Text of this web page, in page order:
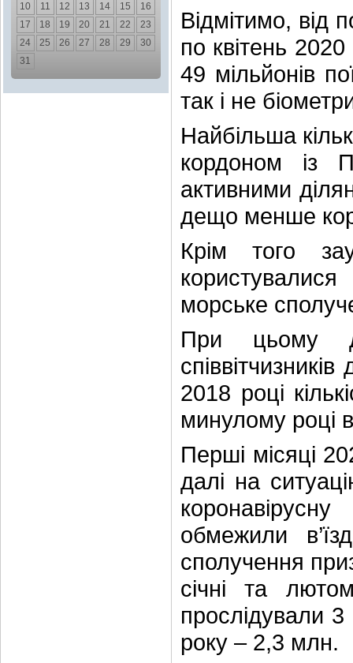
10
11 12 13 14 15
16
17
18 19 20 21 22
23
24
25 26 27 28 29
30
31
Відмітимо, від
по квітень
49 мільйонів
так і не
Найбільша
кордоном із
активними
дещо менше
Крім того
морське
При цьому
2018 році
минулому році
Перші місяці
далі на
обмежили
сполучення
січні та
прослідували
року – 2,3 млн.